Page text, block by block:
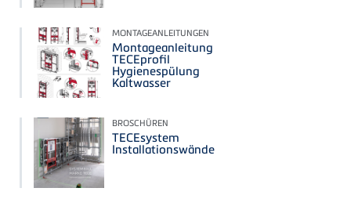
MONTAGEANLEITUNGEN
Montageanleitung
TECEprofil
Hygienespülung
Kaltwasser
BROSCHÜREN
TECEsystem
Installationswände